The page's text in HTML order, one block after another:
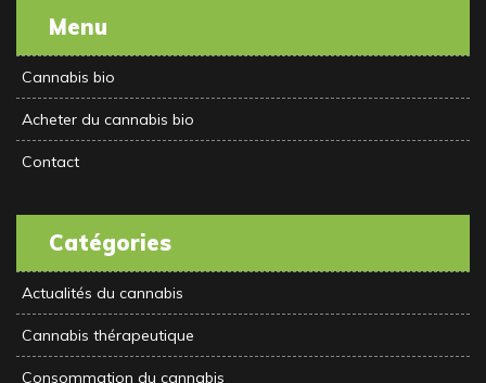
Menu
Cannabis bio
Acheter du cannabis bio
Contact
Catégories
Actualités du cannabis
Cannabis thérapeutique
Consommation du cannabis